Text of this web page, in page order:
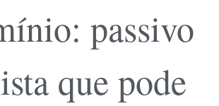
passivo
que pode